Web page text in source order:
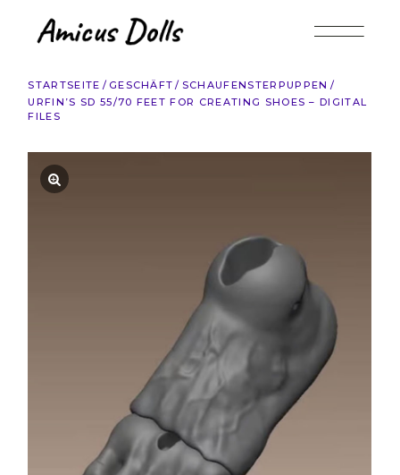
springen
STARTSEITE GESCHÄFT
SCHAUFENSTERPUPPEN
URFIN’S SD 55/70 FEET FOR CREATING SHOES – DIGITAL
FILES